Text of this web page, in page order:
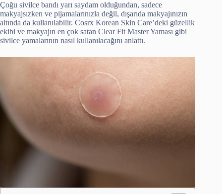
Çoğu sivilce bandı yarı saydam olduğundan, sadece
makyajsızken ve pijamalarınızla değil, dışarıda makyajınızın
altında da kullanılabilir. Cosrx Korean Skin Care’deki güzellik
ekibi ve makyajın en çok satan Clear Fit Master Yaması gibi
sivilce yamalarının nasıl kullanılacağını anlattı.